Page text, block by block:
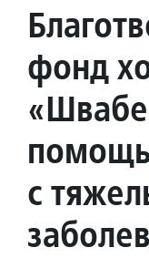
фонд
с